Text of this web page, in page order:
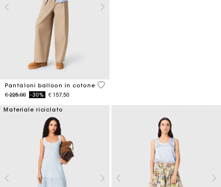
Pantaloni balloon in cotone
Price reduced from
€ 225,00to-30% € 157,50
4 out of 5 Customer Rating
Materiale riciclato